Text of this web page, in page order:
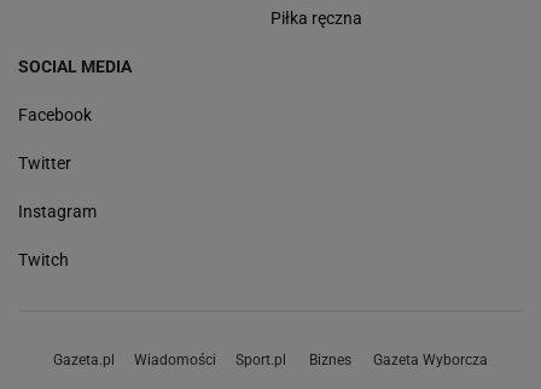
Piłka ręczna
SOCIAL MEDIA
Facebook
Twitter
Instagram
Twitch
Gazeta.pl Wiadomości Sport.pl Biznes Gazeta Wyborcza